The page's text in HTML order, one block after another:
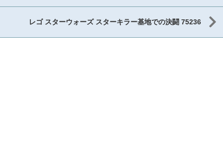
レゴ スターウォーズ スターキラー基地での決闘 75236